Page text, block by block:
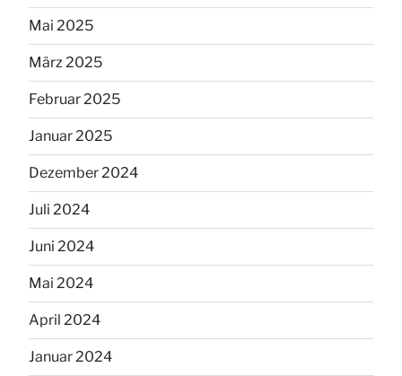
Mai 2025
März 2025
Februar 2025
Januar 2025
Dezember 2024
Juli 2024
Juni 2024
Mai 2024
April 2024
Januar 2024